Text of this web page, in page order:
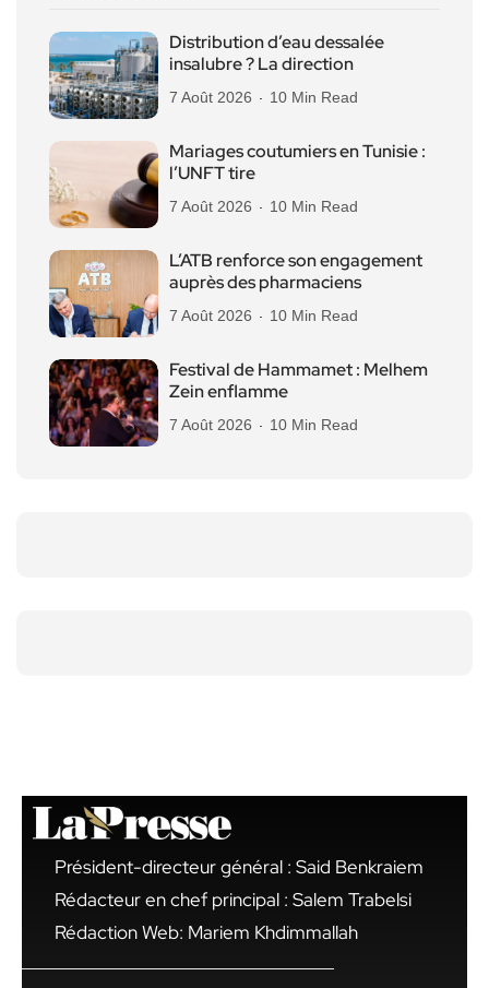
Distribution d’eau dessalée
insalubre ? La direction
7 Août 2026 10 Min Read
Mariages coutumiers en Tunisie :
l’UNFT tire
7 Août 2026 10 Min Read
L’ATB renforce son engagement
auprès des pharmaciens
7 Août 2026 10 Min Read
Festival de Hammamet : Melhem
Zein enflamme
7 Août 2026 10 Min Read
Président-directeur général : Said Benkraiem
Rédacteur en chef principal : Salem Trabelsi
Rédaction Web: Mariem Khdimmallah